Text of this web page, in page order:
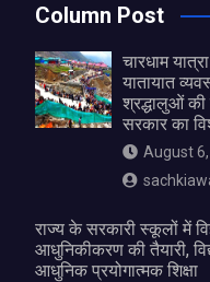
Column Post
चारधाम
यातायात
श्रद्धालुओं की
सरकार का
August
राज्य के सरकारी स्कूलों में
आधुनिकीकरण की तैयारी,
आधुनिक प्रयोगात्मक शिक्षा